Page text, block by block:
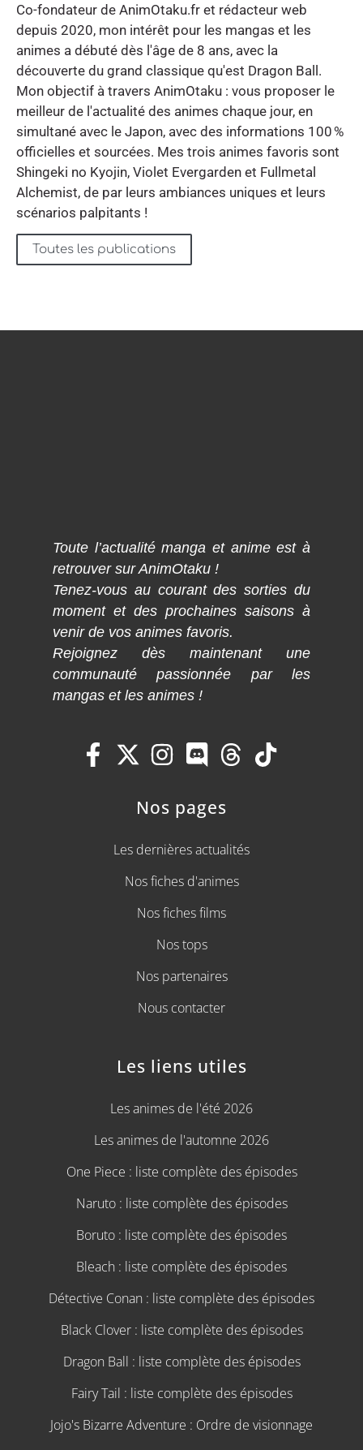
Co-fondateur de AnimOtaku.fr et rédacteur web
depuis 2020, mon intérêt pour les mangas et les
animes a débuté dès l'âge de 8 ans, avec la
découverte du grand classique qu'est Dragon Ball.
Mon objectif à travers AnimOtaku : vous proposer le
meilleur de l'actualité des animes chaque jour, en
simultané avec le Japon, avec des informations 100 %
officielles et sourcées. Mes trois animes favoris sont
Shingeki no Kyojin, Violet Evergarden et Fullmetal
Alchemist, de par leurs ambiances uniques et leurs
scénarios palpitants !
Toutes les publications
Toute l’actualité manga et anime est à
retrouver sur AnimOtaku !
Tenez-vous au courant des sorties du
moment et des prochaines saisons à
venir de vos animes favoris.
Rejoignez dès maintenant une
communauté passionnée par les
mangas et les animes !
Nos pages
Les dernières actualités
Nos fiches d'animes
Nos fiches films
Nos tops
Nos partenaires
Nous contacter
Les liens utiles
Les animes de l'été 2026
Les animes de l'automne 2026
One Piece : liste complète des épisodes
Naruto : liste complète des épisodes
Boruto : liste complète des épisodes
Bleach : liste complète des épisodes
Détective Conan : liste complète des épisodes
Black Clover : liste complète des épisodes
Dragon Ball : liste complète des épisodes
Fairy Tail : liste complète des épisodes
Jojo's Bizarre Adventure : Ordre de visionnage